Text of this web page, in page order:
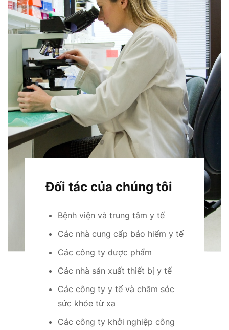
Đối tác của chúng tôi
Bệnh viện và trung tâm y tế
Các nhà cung cấp bảo hiểm y tế
Các công ty dược phẩm
Các nhà sản xuất thiết bị y tế
Các công ty y tế và chăm sóc
sức khỏe từ xa
Các công ty khởi nghiệp công